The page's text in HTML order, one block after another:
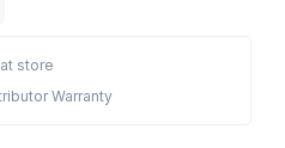
store
Warranty